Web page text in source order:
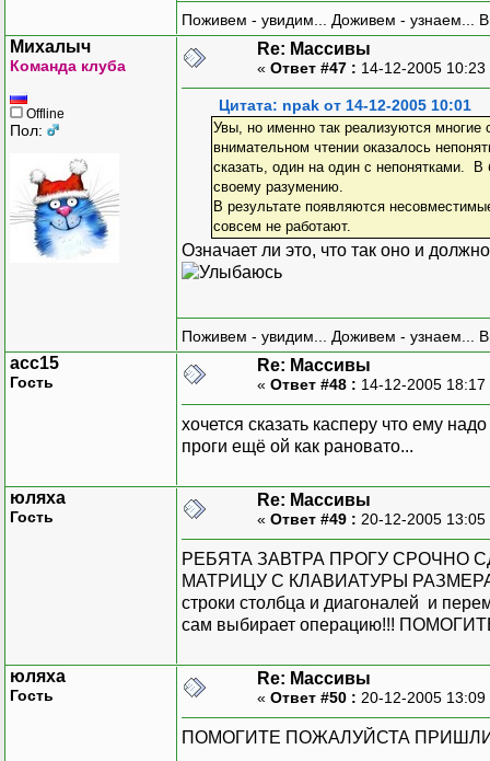
Поживем - увидим... Доживем - узнаем...
Михалыч
Команда клуба
Offline
Пол:
Re: Массивы
« Ответ #47 : 14-12-2005
Цитата: npak от 14-12-2005 10:01
Увы, но именно так реализуются многие
внимательном чтении оказалось
сказать, один на один с непонятками.
своему разумению.
В результате появляются
совсем не работают.
Означает ли это, что так оно и
Поживем - увидим... Доживем - узнаем...
acc15
Гость
Re: Массивы
« Ответ #48 : 14-12-2005
хочется сказать касперу что ему
проги ещё ой как рановато...
юляха
Гость
Re: Массивы
« Ответ #49 : 20-12-2005
РЕБЯТА ЗАВТРА ПРОГУ СРОЧНО
МАТРИЦУ С КЛАВИАТУРЫ РАЗМЕРА
строки столбца и диагоналей и
сам выбирает операцию!!!
юляха
Гость
Re: Массивы
« Ответ #50 : 20-12-2005
ПОМОГИТЕ ПОЖАЛУЙСТА